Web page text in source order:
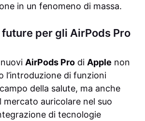
in un fenomeno di massa.
per gli AirPods Pro
AirPods Pro di Apple non
l’introduzione di funzioni
della salute, ma anche
mercato auricolare nel suo
di tecnologie